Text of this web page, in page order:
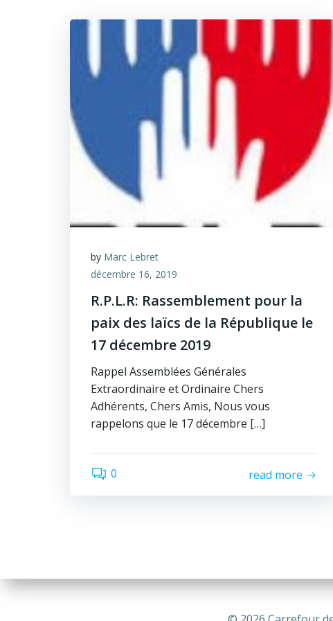
by Marc Lebret
décembre 16, 2019
R.P.L.R: Rassemblement pour la
paix des laïcs de la République le
17 décembre 2019
Rappel Assemblées Générales
Extraordinaire et Ordinaire Chers
Adhérents, Chers Amis, Nous vous
rappelons que le 17 décembre […]
0 read more